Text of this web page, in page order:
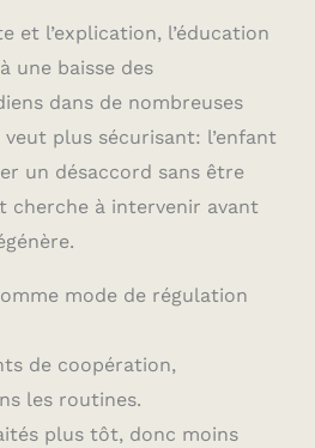
et l’explication, l’éducation
une baisse des
dans de nombreuses
plus sécurisant: l’enfant
un désaccord sans être
cherche à intervenir avant
mode de régulation
de coopération,
les routines.
plus tôt, donc moins